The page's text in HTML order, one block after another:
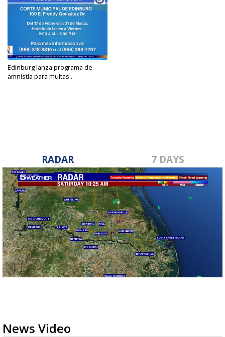
Edinburg lanza programa de
amnistía para multas...
RADAR 7 DAYS
News Video